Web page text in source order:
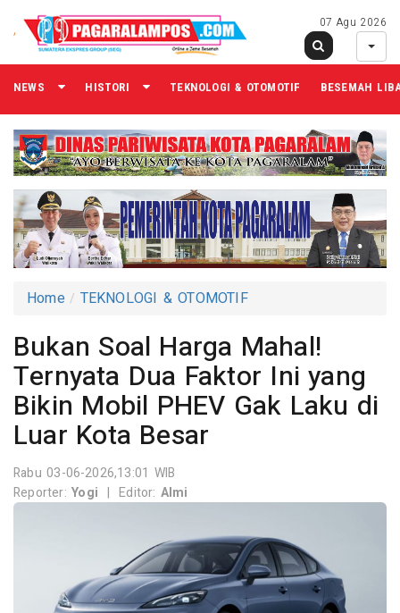
07 Agu 2026
NEWS HISTORI TEKNOLOGI & OTOMOTIF BESEMAH
Home TEKNOLOGI & OTOMOTIF
Bukan Soal Harga Mahal!
Ternyata Dua Faktor Ini yang
Bikin Mobil PHEV Gak Laku di
Luar Kota Besar
Rabu 03-06-2026,13:01 WIB
Reporter:Yogi | Editor: Almi